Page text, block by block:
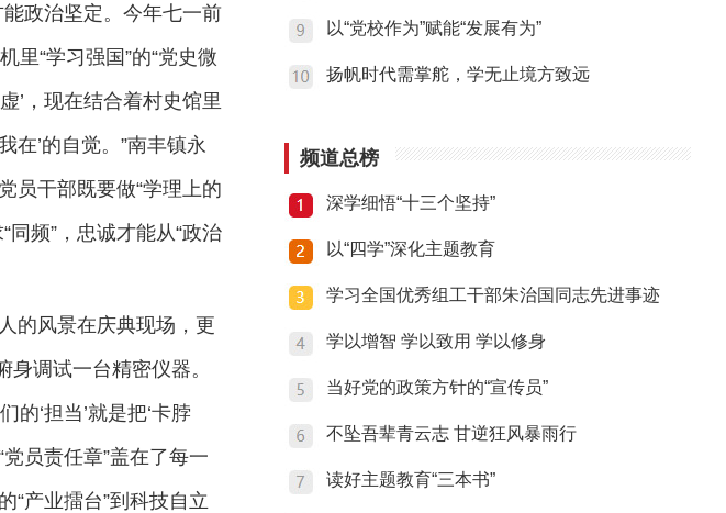
政治坚定。今年七一前
里“学习强国”的“党史微
’，现在结合着村史馆里
在’的自觉。”南丰镇永
员干部既要做“学理上的
同频”，忠诚才能从“政治
的风景在庆典现场，更
身调试一台精密仪器。
‘担当’就是把‘卡脖
员责任章”盖在了每一
“产业擂台”到科技自立
以“党校作为”赋能“发展有为”
扬帆时代需掌舵，学无止境方致远
频道总榜
深学细悟“十三个坚持”
以“四学”深化主题教育
学习全国优秀组工干部朱治国同志先进事迹
学以增智 学以致用 学以修身
当好党的政策方针的“宣传员”
不坠吾辈青云志 甘逆狂风暴雨行
读好主题教育“三本书”